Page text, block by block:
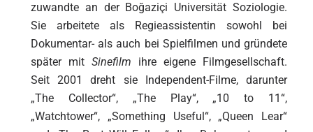
zuwandte an der Boğaziçi Universität Soziologie.
Sie arbeitete als Regieassistentin sowohl bei
Dokumentar- als auch bei Spielfilmen und gründete
später mit Sinefilm ihre eigene Filmgesellschaft.
Seit 2001 dreht sie Independent-Filme, darunter
„The Collector“, „The Play“, „10 to 11“,
„Watchtower“, „Something Useful“, „Queen Lear“